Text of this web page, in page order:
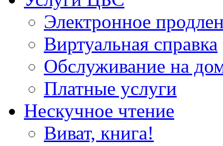
Электронное
Виртуальная справка
Обслуживание на
Платные услуги
Нескучное чтение
Виват, книга!